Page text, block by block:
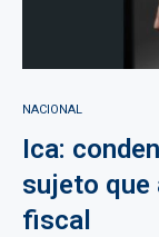
NACIONAL
Ica:
sujeto que
fiscal